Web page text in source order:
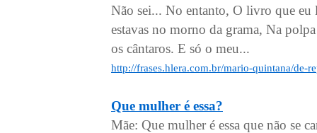
Não sei... No entanto, O livro que eu
estavas no morno da grama, Na
os cântaros. E só o meu...
http://frases.hlera.com.br/mario-quintana/de-
Que mulher é essa?
Mãe: Que mulher é essa que não se